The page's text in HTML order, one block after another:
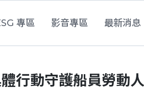
專區 影音專區 最新消息
行動守護船員勞動